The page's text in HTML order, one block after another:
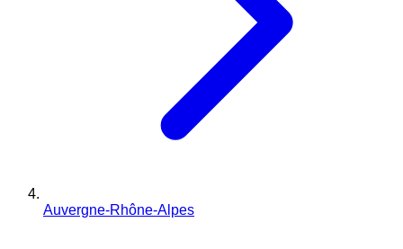
Auvergne-Rhône-Alpes